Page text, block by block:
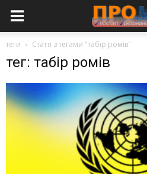
теги Статті з тегами "табір ромів"
тег: табір ромів